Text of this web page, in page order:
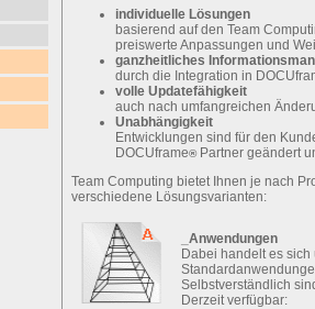
individuelle Lösungen
basierend auf den Team
preiswerte Anpassungen und
ganzheitliches
durch die Integration in
volle Updatefähigkeit
auch nach umfangreichen
Unabhängigkeit
Entwicklungen sind für den
DOCUframe®Partner geändert
Team Computing bietet Ihnen je nach
verschiedene Lösungsvarianten:
_Anwendungen
Dabei handelt es
Selbstverständlich
Derzeit verfügbar: